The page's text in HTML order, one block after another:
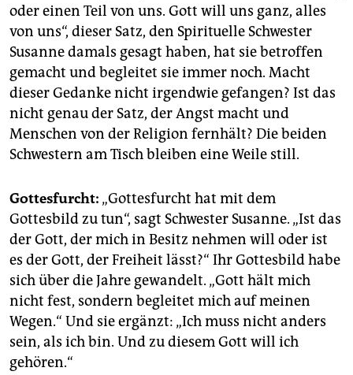
oder einen Teil von uns. Gott will uns ganz, alles
von uns“, dieser Satz, den Spirituelle Schwester
Susanne damals gesagt haben, hat sie betroffen
gemacht und begleitet sie immer noch. Macht
dieser Gedanke nicht irgendwie gefangen? Ist das
nicht genau der Satz, der Angst macht und
Menschen von der Religion fernhält? Die beiden
Schwestern am Tisch bleiben eine Weile still.
Gottesfurcht: „Gottesfurcht hat mit dem
Gottesbild zu tun“, sagt Schwester Susanne. „Ist das
der Gott, der mich in Besitz nehmen will oder ist
es der Gott, der Freiheit lässt?“ Ihr Gottesbild habe
sich über die Jahre gewandelt. „Gott hält mich
nicht fest, sondern begleitet mich auf meinen
Wegen.“ Und sie ergänzt: „Ich muss nicht anders
sein, als ich bin. Und zu diesem Gott will ich
gehören.“